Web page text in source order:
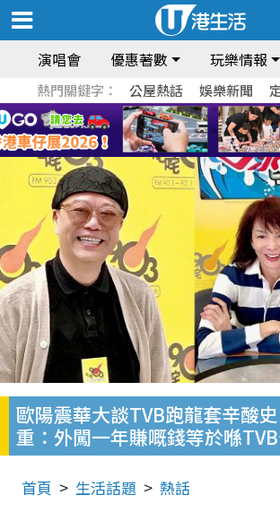
演唱會 優惠著數 玩樂情報
熱門關鍵字： 公屋熱話 娛樂新聞
歐陽震華大談TVB跑龍套辛酸
重：外闖一年賺嘅錢等於喺
首頁 生活話題 熱話